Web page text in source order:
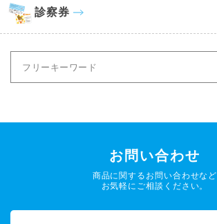
診察券
お問い合わせ
商品に関するお問い合わせなど
お気軽にご相談ください。